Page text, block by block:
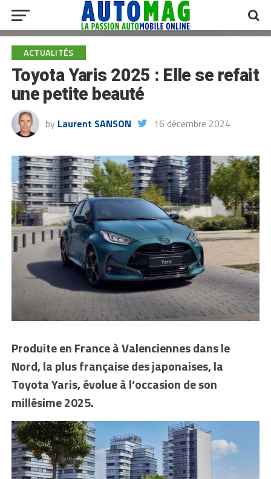
ACTUALITÉS
Toyota Yaris 2025 : Elle se refait
une petite beauté
by Laurent SANSON 16 décembre 2024
Produite en France à Valenciennes dans le
Nord, la plus française des japonaises, la
Toyota Yaris, évolue à l’occasion de son
millésime 2025.